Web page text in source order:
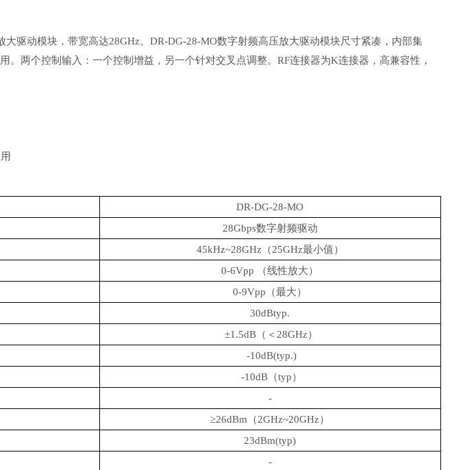
驱动模块，带宽高达28GHz。DR-DG-28-MO数字射频高压放大驱动模块尺寸紧凑，内部集
两个控制输入：一个控制增益，另一个针对交叉点调整。RF连接器为K连接器，高兼容性，
DR-DG-28-MO
28Gbps数字射频驱动
45kHz~28GHz（25GHz最小值）
0-6Vpp （线性放大）
0-9Vpp（最大）
30dBtyp.
±1.5dB（＜28GHz）
-10dB(typ.)
-10dB（typ）
-
≥26dBm（2GHz~20GHz）
23dBm(typ)
-